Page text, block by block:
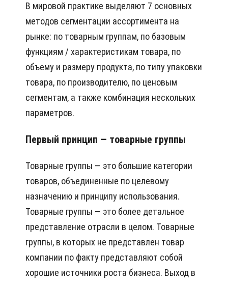
В мировой практике выделяют 7 основных
методов сегментации ассортимента на
рынке: по товарным группам, по базовым
функциям / характеристикам товара, по
объему и размеру продукта, по типу упаковки
товара, по производителю, по ценовым
сегментам, а также комбинация нескольких
параметров.
Первый принцип — товарные группы
Товарные группы — это большие категории
товаров, объединенные по целевому
назначению и принципу использования.
Товарные группы — это более детальное
представление отрасли в целом. Товарные
группы, в которых не представлен товар
компании по факту представляют собой
хорошие источники роста бизнеса. Выход в